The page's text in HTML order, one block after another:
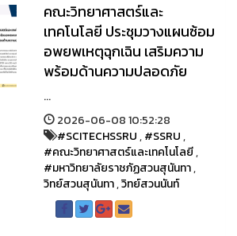
คณะวิทยาศาสตร์และ
เทคโนโลยี ประชุมวางแผนซ้อม
อพยพเหตุฉุกเฉิน เสริมความ
พร้อมด้านความปลอดภัย
...
2026-06-08 10:52:28
#SCITECHSSRU,#SSRU,
#คณะวิทยาศาสตร์และเทคโนโลยี,
#มหาวิทยาลัยราชภัฏสวนสุนันทา,
วิทย์สวนสุนันทา,วิทย์สวนนันท์